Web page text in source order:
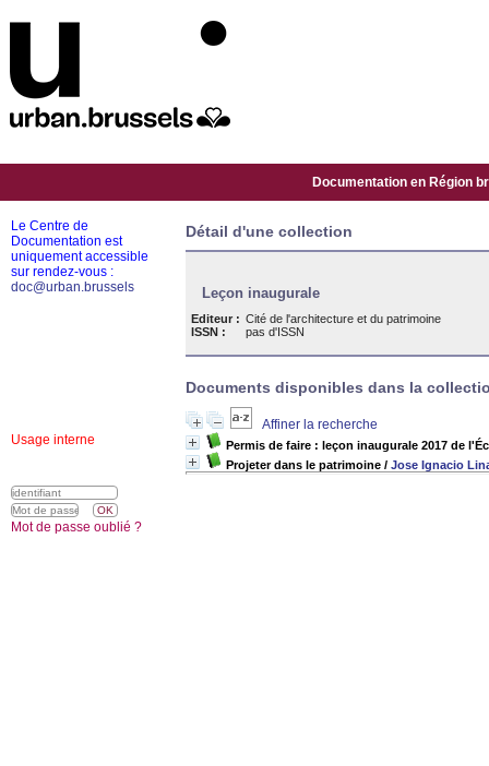
Documentation en Région
Détail d'une collection
Leçon inaugurale
Editeur : Cité de l'architecture et du patrimoine
ISSN :
pas d'ISSN
Documents disponibles dans la
Affiner la recherche
Permis de faire : leçon inaugurale 2017 de
Projeter dans le patrimoine / Jose Ignacio
Le Centre de
Documentation est
uniquement accessible
sur rendez-vous :
doc@urban.brussels
Usage interne
Mot de passe oublié ?